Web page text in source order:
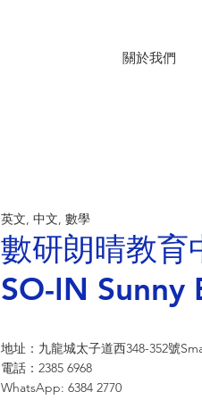
關於我們
英文, 中文, 數學
數研朗晴教育
SO-IN
地址：九龍城太子道西348-352號
電話：2385 6968
WhatsApp: 6384 2770